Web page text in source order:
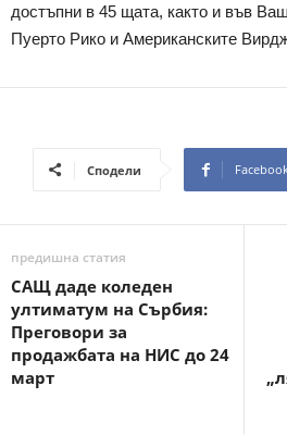
достъпни в 45 щата, както и във
Пуерто Рико и Американските
Сподели Facebook
предишна статия
САЩ даде коледен
ултиматум на Сърбия:
Преговори за
продажбата на НИС до 24
март